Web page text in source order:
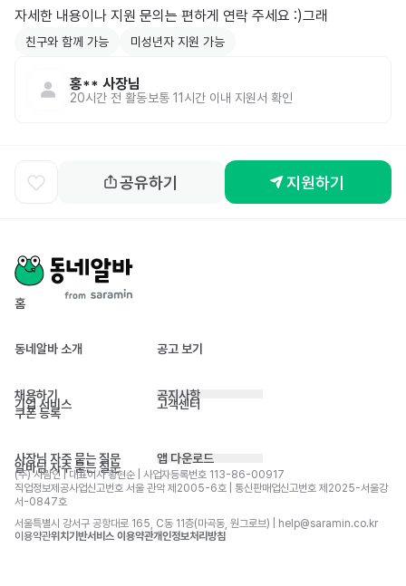
자세한 내용이나 지원 문의는 편하게 연락 주세요 :)그래
친구와 함께 가능 미성년자 지원 가능
홍** 사장님
20시간 전 활동보통 11시간 이내 지원서 확인
공유하기 지원하기
홈
동네알바 소개 공고 보기
채용하기
기업 서비스
쿠폰 등록
공지사항
고객센터
사장님 자주 묻는 질문
알바님 자주 묻는 질문
앱 다운로드
(주) 사람인 | 대표이사 황현순 | 사업자등록번호 113-86-00917
직업정보제공사업신고번호 서울 관악 제2005-6호 | 통신판매업신고번호 제2025-서울강
서-0847호
서울특별시 강서구 공항대로 165, C동 11층(마곡동, 원그로브) | help@saramin.co.kr
이용약관위치기반서비스 이용약관개인정보처리방침